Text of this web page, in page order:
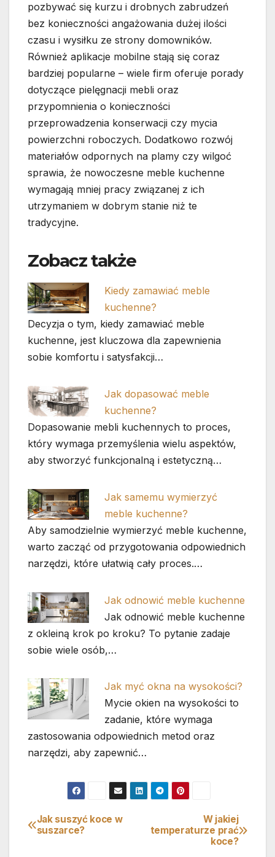
pozbywać się kurzu i drobnych zabrudzeń
bez konieczności angażowania dużej ilości
czasu i wysiłku ze strony domowników.
Również aplikacje mobilne stają się coraz
bardziej popularne – wiele firm oferuje porady
dotyczące pielęgnacji mebli oraz
przypomnienia o konieczności
przeprowadzenia konserwacji czy mycia
powierzchni roboczych. Dodatkowo rozwój
materiałów odpornych na plamy czy wilgoć
sprawia, że nowoczesne meble kuchenne
wymagają mniej pracy związanej z ich
utrzymaniem w dobrym stanie niż te
tradycyjne.
Zobacz także
Kiedy zamawiać meble
kuchenne?
Decyzja o tym, kiedy zamawiać meble
kuchenne, jest kluczowa dla zapewnienia
sobie komfortu i satysfakcji…
Jak dopasować meble
kuchenne?
Dopasowanie mebli kuchennych to proces,
który wymaga przemyślenia wielu aspektów,
aby stworzyć funkcjonalną i estetyczną…
Jak samemu wymierzyć
meble kuchenne?
Aby samodzielnie wymierzyć meble kuchenne,
warto zacząć od przygotowania odpowiednich
narzędzi, które ułatwią cały proces.…
Jak odnowić meble kuchenne
Jak odnowić meble kuchenne
z okleiną krok po kroku? To pytanie zadaje
sobie wiele osób,…
Jak myć okna na wysokości?
Mycie okien na wysokości to
zadanie, które wymaga
zastosowania odpowiednich metod oraz
narzędzi, aby zapewnić…
Nawigacja
W jakiej
temperaturze prać
koce?
Jak suszyć koce w
suszarce?